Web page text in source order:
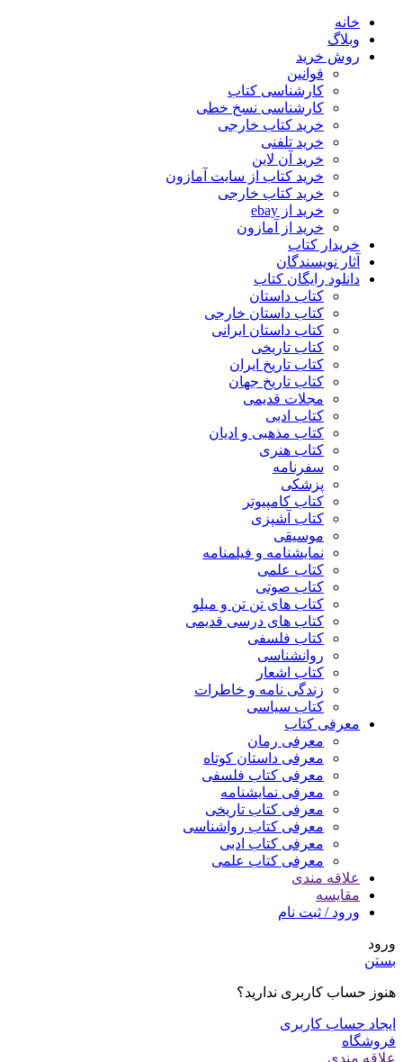
خانه
وبلاگ
روش خرید
قوانین
کارشناسی کتاب
کارشناسی نسخ خطی
خرید کتاب خارجی
خرید تلفنی
خرید آن لاین
خرید کتاب از سایت آمازون
خرید کتاب خارجی
خرید از ebay
خرید از آمازون
خریدار کتاب
آثار نویسندگان
دانلود رایگان کتاب
کتاب داستان
کتاب داستان خارجی
کتاب داستان ایرانی
کتاب تاریخی
کتاب تاریخ ایران
کتاب تاریخ جهان
مجلات قدیمی
کتاب ادبی
کتاب مذهبی و ادیان
کتاب هنری
سفرنامه
پزشکی
کتاب کامپیوتر
کتاب آشپزی
موسیقی
نمایشنامه و فیلمنامه
کتاب علمی
کتاب صوتی
کتاب های تن تن و میلو
کتاب های درسی قدیمی
کتاب فلسفی
روانشناسی
کتاب اشعار
زندگی نامه و خاطرات
کتاب سیاسی
معرفی کتاب
معرفی رمان
معرفی داستان کوتاه
معرفی کتاب فلسفی
معرفی نمایشنامه
معرفی کتاب تاریخی
معرفی کتاب رواشناسی
معرفی کتاب ادبی
معرفی کتاب علمی
علاقه مندی
مقایسه
ورود / ثبت نام
ورود
بستن
هنوز حساب کاربری ندارید؟
ایجاد حساب کاربری
فروشگاه
علاقه مندی